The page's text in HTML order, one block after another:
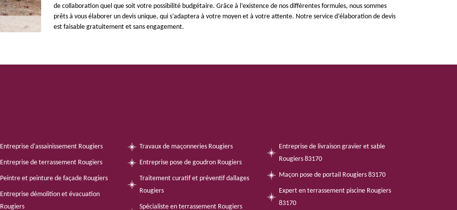
de collaboration quel que soit votre possibilité budgétaire. Grâce à l’existence de nos différentes formules, nous sommes
prêts à vous élaborer un devis unique, qui s’adaptera à votre moyen et à votre attente. Notre service d’élaboration de devis
est faisable gratuitement et sans engagement.
Entreprise d'assainissement Rougiers
Entreprise de terrassement Rougiers
Peintre et peinture de façade Rougiers
Entreprise démolition et évacuation
Rougiers
Travaux de maçonneries Rougiers
Entreprise pose de goudron Rougiers
Traitement curatif et préventif dallages
Rougiers
Spécialiste en terrassement Rougiers
Entreprise de livraison gravier et sable
Rougiers 83170
Maçon pose de portail Rougiers 83170
Expert en terrassement piscine Rougiers
83170